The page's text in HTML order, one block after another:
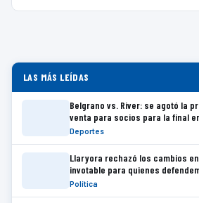
LAS MÁS LEÍDAS
Belgrano vs. River: se agotó la
venta para socios para la final
Deportes
Llaryora rechazó los cambios
invotable para quienes
Política